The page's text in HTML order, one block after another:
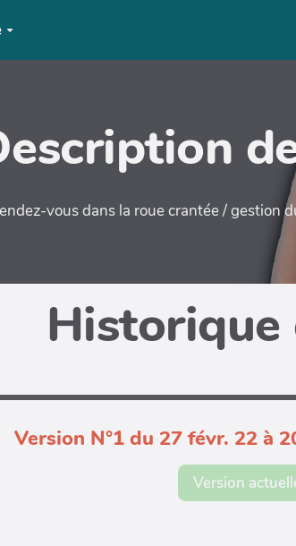
vous dans la roue crantée / gestion
Historique
Version N°1 du 27 févr. 22 à
Version